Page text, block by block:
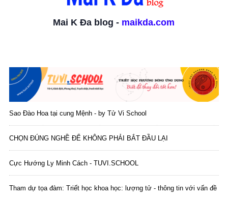
Mai K Đa blog - maikda.com
Sao Đào Hoa tại cung Mệnh - by Tử Vi School
CHỌN ĐÚNG NGHỀ ĐỂ KHÔNG PHẢI BẮT ĐẦU LẠI
Cực Hướng Ly Minh Cách - TUVI.SCHOOL
Tham dự tọa đàm: Triết học khoa học: lượng tử - thông tin với vấn đề